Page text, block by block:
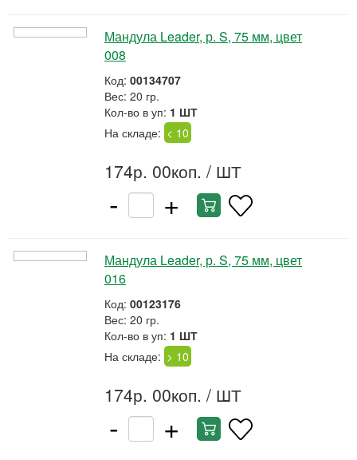
Мандула Leader, р. S, 75 мм, цвет
008
Код: 00134707
Вес: 20 гр.
Кол-во в уп: 1 ШТ
На складе: < 10
174р. 00коп. / ШТ
- +
Мандула Leader, р. S, 75 мм, цвет
016
Код: 00123176
Вес: 20 гр.
Кол-во в уп: 1 ШТ
На складе: > 10
174р. 00коп. / ШТ
- +